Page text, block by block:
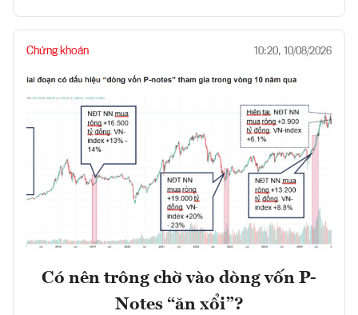
Chứng khoán 10:20, 10/08/2026
Có nên trông chờ vào dòng vốn P-
Notes “ăn xổi”?